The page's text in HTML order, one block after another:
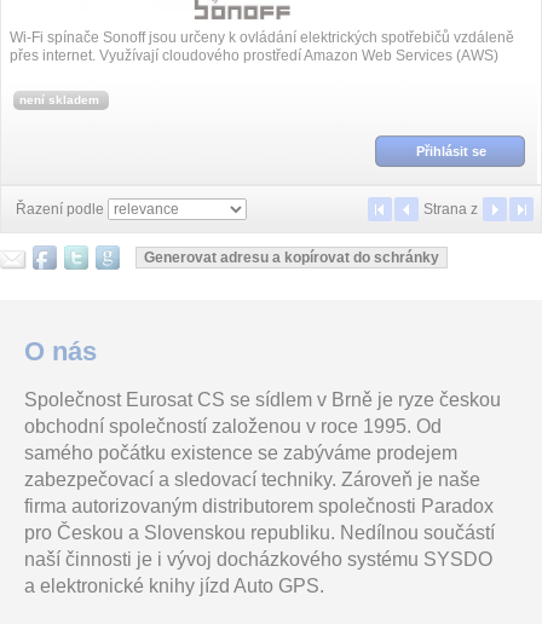
Wi-Fi spínače Sonoff jsou určeny k ovládání elektrických spotřebičů vzdáleně
přes internet. Využívají cloudového prostředí Amazon Web Services (AWS)
není skladem
Přihlásit se
Řazení podle Strana z
O nás
Společnost Eurosat CS se sídlem v Brně je ryze českou
obchodní společností založenou v roce 1995. Od
samého počátku existence se zabýváme prodejem
zabezpečovací a sledovací techniky. Zároveň je naše
firma autorizovaným distributorem společnosti Paradox
pro Českou a Slovenskou republiku. Nedílnou součástí
naší činnosti je i vývoj docházkového systému SYSDO
a elektronické knihy jízd Auto GPS.